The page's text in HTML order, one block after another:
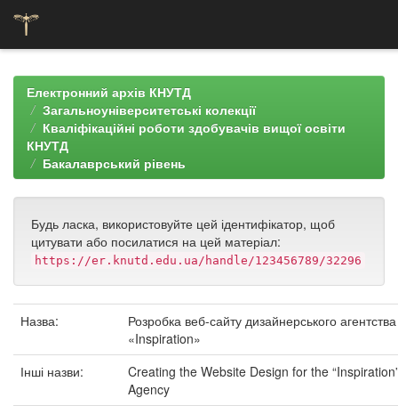
navigationЕлектронний архів КНУТД
Загальноуніверситетські колекції
Кваліфікаційні роботи здобувачів вищої освіти
КНУТД
Бакалаврський рівень
Будь ласка, використовуйте цей ідентифікатор, щоб
цитувати або посилатися на цей матеріал:
https://er.knutd.edu.ua/handle/123456789/32296
Назва:
Розробка веб-сайту дизайнерського агентства
«Inspiration»
Інші назви:
Creating the Website Design for the
Agency